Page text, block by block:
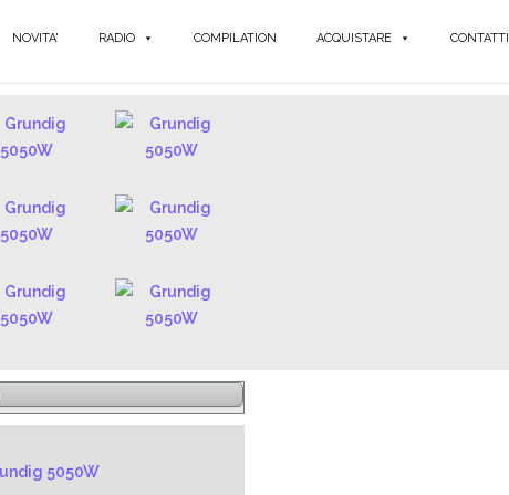
NOVITA' RADIO COMPILATION ACQUISTARE CONTATTI